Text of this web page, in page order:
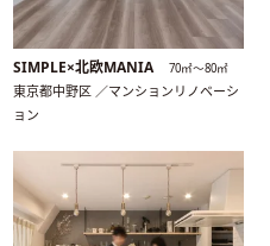
SIMPLE×北欧MANIA 70㎡〜80㎡
東京都中野区 ／マンションリノベーシ
ョン